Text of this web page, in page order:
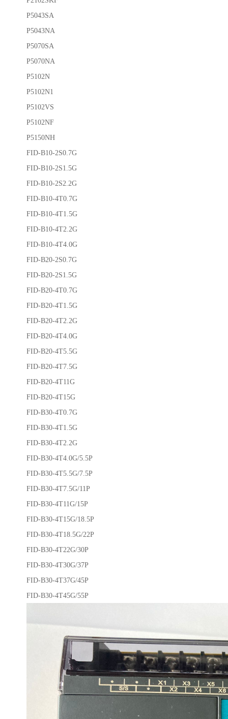
P5043SA
P5043NA
P5070SA
P5070NA
P5102N
P5102N1
P5102VS
P5102NF
P5150NH
FID-B10-2S0.7G
FID-B10-2S1.5G
FID-B10-2S2.2G
FID-B10-4T0.7G
FID-B10-4T1.5G
FID-B10-4T2.2G
FID-B10-4T4.0G
FID-B20-2S0.7G
FID-B20-2S1.5G
FID-B20-4T0.7G
FID-B20-4T1.5G
FID-B20-4T2.2G
FID-B20-4T4.0G
FID-B20-4T5.5G
FID-B20-4T7.5G
FID-B20-4T11G
FID-B20-4T15G
FID-B30-4T0.7G
FID-B30-4T1.5G
FID-B30-4T2.2G
FID-B30-4T4.0G/5.5P
FID-B30-4T5.5G/7.5P
FID-B30-4T7.5G/11P
FID-B30-4T11G/15P
FID-B30-4T15G/18.5P
FID-B30-4T18.5G/22P
FID-B30-4T22G/30P
FID-B30-4T30G/37P
FID-B30-4T37G/45P
FID-B30-4T45G/55P